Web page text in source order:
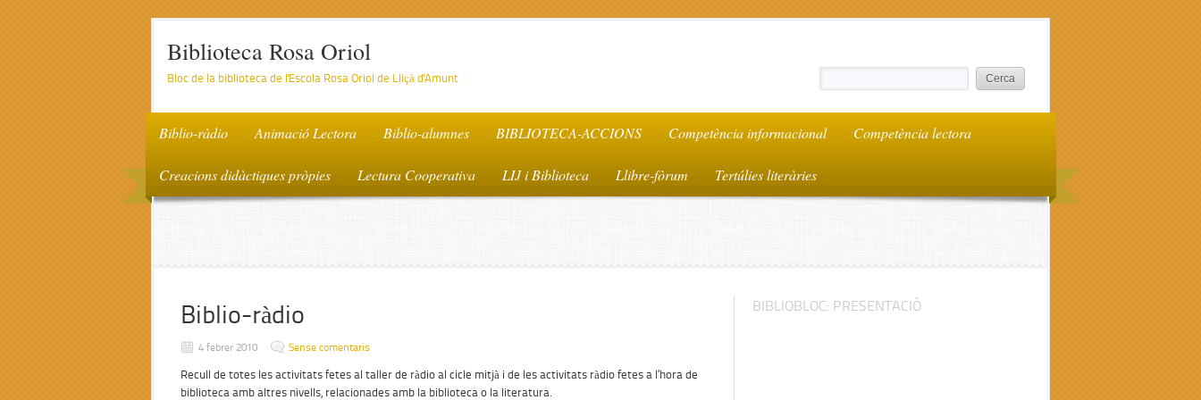
Biblioteca Rosa Oriol
Bloc de la biblioteca de l'Escola Rosa Oriol de Lliçà d'Amunt
Biblio-ràdio Animació Lectora Biblio-alumnes BIBLIOTECA-ACCIONS Competència informacional Competència lectora
Creacions didàctiques pròpies Lectura Cooperativa LIJ i Biblioteca Llibre-fòrum Tertúlies literàries
Biblio-ràdio
4 febrer 2010 Sense comentaris
Recull de totes les activitats fetes al taller de ràdio al cicle mitjà i de les activitats ràdio fetes a l’hora de
biblioteca amb altres nivells, relacionades amb la biblioteca o la literatura.
BIBLIOBLOC: PRESENTACIÓ